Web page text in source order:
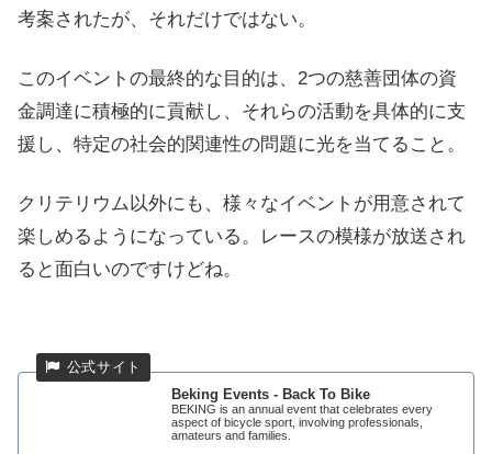
考案されたが、それだけではない。
このイベントの最終的な目的は、2つの慈善団体の資
金調達に積極的に貢献し、それらの活動を具体的に支
援し、特定の社会的関連性の問題に光を当てること。
クリテリウム以外にも、様々なイベントが用意されて
楽しめるようになっている。レースの模様が放送され
ると面白いのですけどね。
Beking Events - Back To Bike
BEKING is an annual event that celebrates every
aspect of bicycle sport, involving professionals,
amateurs and families.